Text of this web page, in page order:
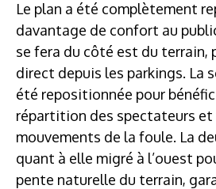
Le plan a été complètement
davantage de confort au
se fera du côté est du terrain,
direct depuis les parkings. La
été repositionnée pour
répartition des spectateurs
mouvements de la foule. La
quant à elle migré à l’ouest
pente naturelle du terrain,